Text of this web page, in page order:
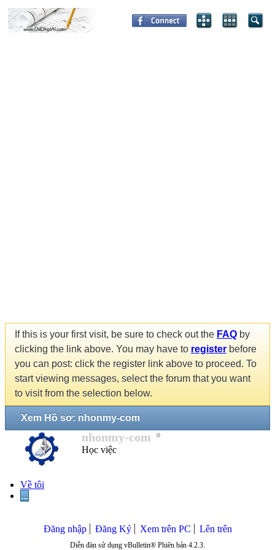
If this is your first visit, be sure to check out the FAQ by
clicking the link above. You may have to register before
you can post: click the register link above to proceed. To
start viewing messages, select the forum that you want
to visit from the selection below.
Xem Hồ sơ: nhonmy-com
nhonmy-com
Học việc
Về tôi
...
Đăng nhập Đăng Ký Xem trên PC Lên trên
Diễn đàn sử dụng vBulletin® Phiên bản 4.2.3.